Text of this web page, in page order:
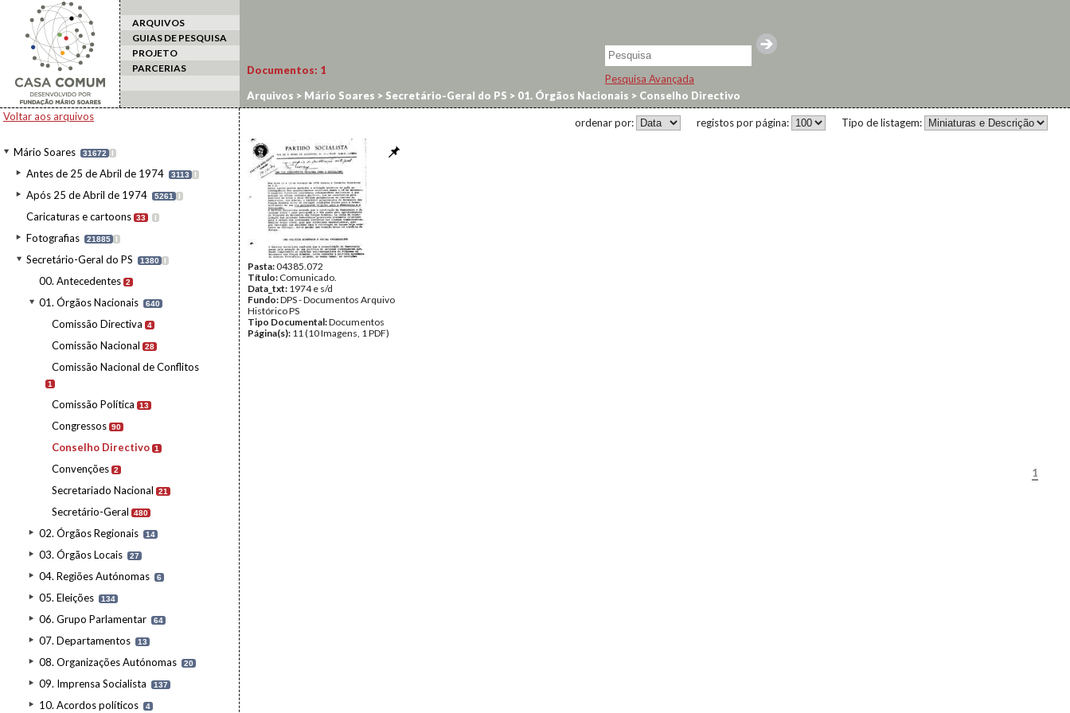
ARQUIVOS
GUIAS DE PESQUISA
PROJETO
PARCERIAS
Pesquisa Avançada
Voltar aos arquivos
Mário Soares 31672 I
Antes de 25 de Abril de 1974 3113 I
Após 25 de Abril de 1974 5261 I
Caricaturas e cartoons 33 I
Fotografias 21885 I
Secretário-Geral do PS 1380 I
00. Antecedentes 2
01. Órgãos Nacionais 640
Comissão Directiva 4
Comissão Nacional 28
Comissão Nacional de Conflitos
1
Comissão Política 13
Congressos 90
Conselho Directivo 1
Convenções 2
Secretariado Nacional 21
Secretário-Geral 480
02. Órgãos Regionais 14
03. Órgãos Locais 27
04. Regiões Autónomas 6
05. Eleições 134
06. Grupo Parlamentar 64
07. Departamentos 13
08. Organizações Autónomas 20
09. Imprensa Socialista 137
10. Acordos políticos 4
Documentos: 1
Arquivos > Mário Soares > Secretário-Geral do PS > 01. Órgãos Nacionais > Conselho Directivo
Tipo de listagem:
registos por página:
ordenar por:
Pasta:04385.072
Título: Comunicado.
Data_txt: 1974 e s/d
Fundo:DPS - Documentos Arquivo
Histórico PS
Tipo Documental:Documentos
Página(s): 11 (10 Imagens, 1 PDF)
1